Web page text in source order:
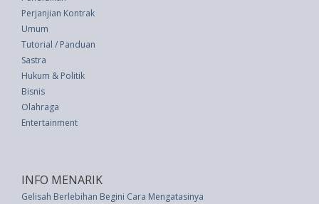
Perjanjian Kontrak
Umum
Tutorial / Panduan
Sastra
Hukum & Politik
Bisnis
Olahraga
Entertainment
INFO MENARIK
Gelisah Berlebihan Begini Cara Mengatasinya